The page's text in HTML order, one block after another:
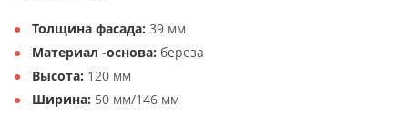
Толщина фасада: 39 мм
Материал -основа: береза
Высота: 120 мм
Ширина: 50 мм/146 мм